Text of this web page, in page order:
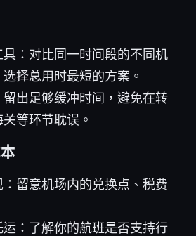
：对比同一时间段的不同机
择总用时最短的方案。
出足够缓冲时间，避免在转
等环节耽误。
留意机场内的兑换点、税费
：了解你的航班是否支持行